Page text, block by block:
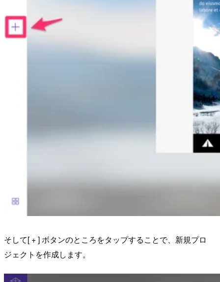
そして[ + ] ボタンのところをタップすることで、新規プロ
ジェクトを作成します。